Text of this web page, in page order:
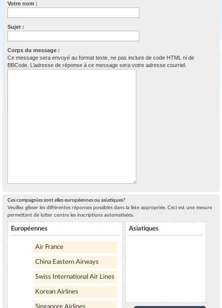
Votre nom :
Sujet :
Corps du message :
Ce message sera envoyé au format texte, ne pas inclure de code HTML ni de
BBCode. L’adresse de réponse à ce message sera votre adresse courriel.
Ces compagnies sont elles européennes ou asiatiques?
Veuillez glisser les différentes réponses possibles dans la liste appropriée. Ceci est une mesure
permettant de lutter contre les inscriptions automatisées.
Européennes
Air France
China Eastern Airways
Swiss International Air Lines
Korean Airlines
Asiatiques